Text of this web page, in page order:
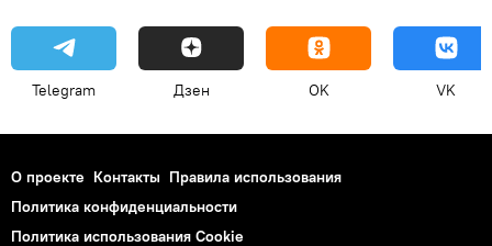
Telegram Дзен OK VK
О проекте Контакты Правила использования
Политика конфиденциальности
Политика использования Cookie